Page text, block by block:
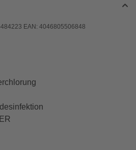
EAN: 4046805506848